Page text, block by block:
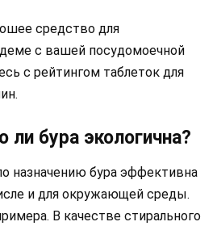
средство для
с вашей посудомоечной
с рейтингом таблеток для
ли бура экологична?
назначению бура эффективна
и для окружающей среды.
В качестве стирального